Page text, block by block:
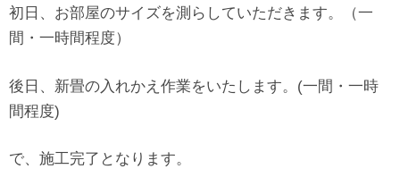
初日、お部屋のサイズを測らしていただきます。（一
間・一時間程度）
後日、新畳の入れかえ作業をいたします。(一間・一時
間程度)
で、施工完了となります。